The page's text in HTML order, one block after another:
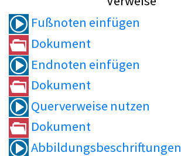
Fußnoten einfügen
Dokument
Endnoten einfügen
Dokument
Querverweise nutzen
Dokument
Abbildungsbeschriftungen